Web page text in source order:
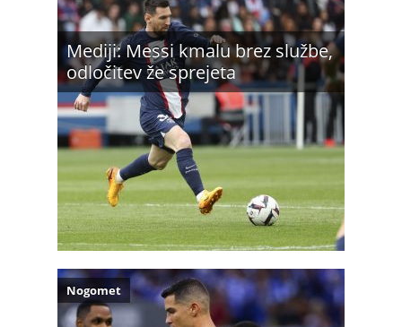
Mediji: Messi kmalu brez službe,
odločitev že sprejeta
Nogomet